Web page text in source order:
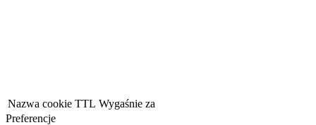
Nazwa cookie TTL Wygaśnie za
Preferencje